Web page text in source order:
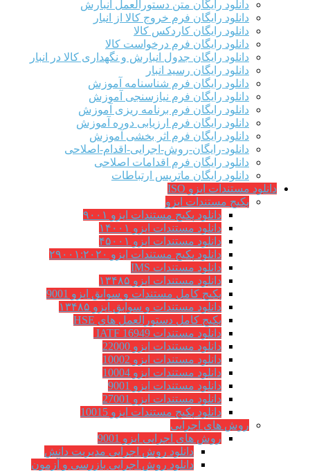
دانلود رایگان متن دستورالعمل انبارش
دانلود رایگان فرم خروج کالا از انبار
دانلود رایگان کاردکس کالا
دانلود رایگان فرم درخواست کالا
دانلود رایگان جدول انبارش و نگهداری کالا در انبار
دانلود رایگان رسید انبار
دانلود رایگان فرم شناسنامه آموزش
دانلود رایگان فرم نیازسنجی آموزش
دانلود رایگان فرم برنامه ریزی آموزش
دانلود رایگان فرم ارزیابی دوره آموزش
دانلود رایگان فرم اثر بخشی آموزش
دانلود-رایگان-روش-اجرایی-اقدام-اصلاحی
دانلود رایگان فرم اقدامات اصلاحی
دانلود رایگان ماتریس ارتباطات
دانلود مستندات ایزو ISO
پکیج مستندات ایزو
دانلود پکیج مستندات ایزو ۹۰۰۱
دانلود مستندات ایزو ۱۴۰۰۱
دانلود مستندات ایزو ۴۵۰۰۱
دانلود پکیج مستندات ایزو ۲۹۰۰۱:۲۰۲۰
دانلود مستندات IMS
دانلود مستندات ایزو ۱۳۴۸۵
پکیج کامل مستندات و سوابق ایزو 9001
دانلود مستندات و سوابق ایزو ۱۳۴۸۵
پکیج کامل دستورالعمل های HSE
دانلود مستندات IATF 16949
دانلود مستندات ایزو 22000
دانلود مستندات ایزو 10002
دانلود مستندات ایزو 10004
دانلود مستندات ایزو 9001
دانلود مستندات ایزو 27001
دانلود پکیج مستندات ایزو 10015
روش های اجرایی
روش های اجرایی ایزو 9001
دانلود روش اجرایی مدیریت دانش
دانلود روش اجرایی بازرسی و آزمون